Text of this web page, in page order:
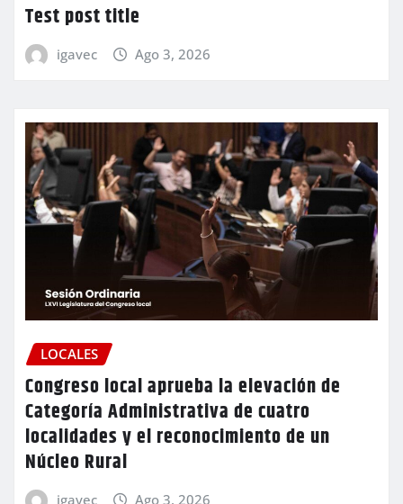
Test post title
igavec Ago 3, 2026
LOCALES
Congreso local aprueba la elevación de
Categoría Administrativa de cuatro
localidades y el reconocimiento de un
Núcleo Rural
igavec Ago 3, 2026